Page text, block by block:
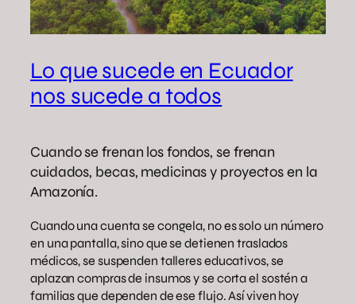
Lo que sucede en Ecuador
nos sucede a todos
Cuando se frenan los fondos, se frenan
cuidados, becas, medicinas y proyectos en la
Amazonía.
Cuando una cuenta se congela, no es solo un número
en una pantalla, sino que se detienen traslados
médicos, se suspenden talleres educativos, se
aplazan compras de insumos y se corta el sostén a
familias que dependen de ese flujo. Así viven hoy